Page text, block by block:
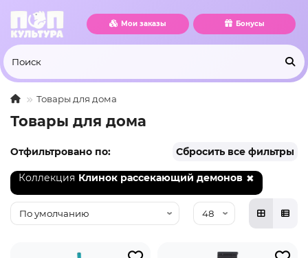
Мои заказы Бонусы
Товары для дома
Товары для дома
Отфильтровано по: Сбросить все фильтры
Коллекция Клинок рассекающий демонов